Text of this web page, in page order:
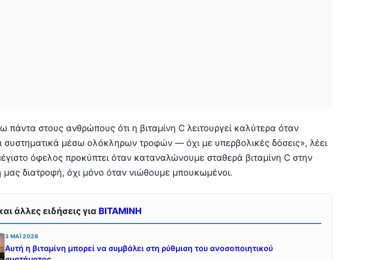
πάντα στους ανθρώπους ότι η βιταμίνη C λειτουργεί καλύτερα όταν
συστηματικά μέσω ολόκληρων τροφών — όχι με υπερβολικές δόσεις», λέει
όφελος προκύπτει όταν καταναλώνουμε σταθερά βιταμίνη C στην
μας διατροφή, όχι μόνο όταν νιώθουμε μπουκωμένοι.
άλλες ειδήσεις για ΒΙΤΑΜΙΝΗ
3 ΜΆΙ 2026
Αυτή η βιταμίνη μπορεί να συμβάλει στη ρύθμιση του ανοσοποιητικού